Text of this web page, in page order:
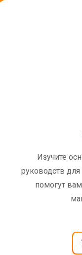
Изучите
руководств
помогут